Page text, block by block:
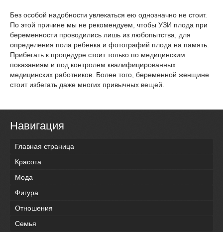
Без особой надобности увлекаться ею однозначно не стоит.
По этой причине мы не рекомендуем, чтобы УЗИ плода при
беременности проводились лишь из любопытства, для
определения пола ребенка и фотографий плода на память.
Прибегать к процедуре стоит только по медицинским
показаниям и под контролем квалифицированных
медицинских работников. Более того, беременной женщине
стоит избегать даже многих привычных вещей.
Навигация
Главная страница
Красота
Мода
Фигура
Отношения
Семья